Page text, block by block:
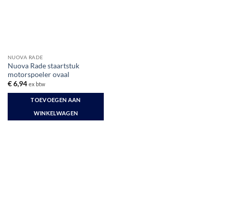
NUOVA RADE
Nuova Rade staartstuk
motorspoeler ovaal
€6,94 ex btw
TOEVOEGEN AAN
WINKELWAGEN